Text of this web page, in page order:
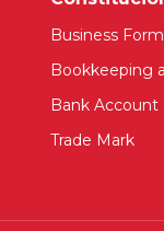
Business
Bookkeeping
Bank Account
Trade Mark